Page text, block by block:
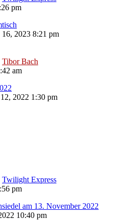
pm
16, 2023 8:21 pm
Tibor Bach
am
2022 1:30 pm
Twilight Express
pm
am 13. November 2022
10:40 pm